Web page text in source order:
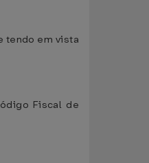
tendo em vista
Fiscal de